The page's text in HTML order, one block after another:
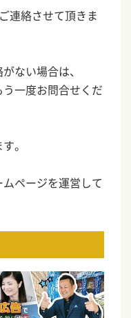
連絡させて頂きま
ない場合は、
一度お問合せくだ
。
ページを運営して